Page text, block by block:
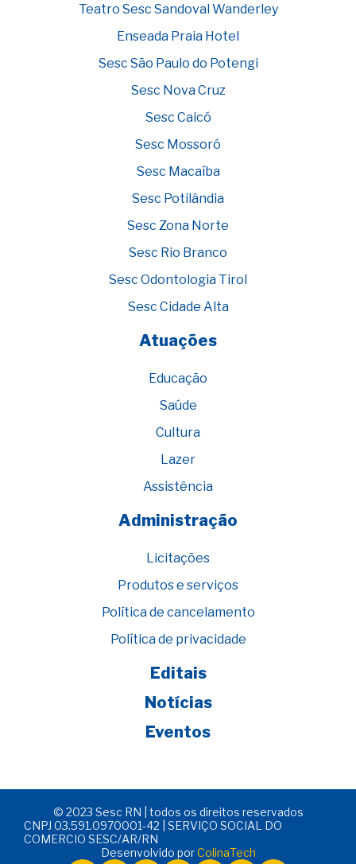
Teatro Sesc Sandoval Wanderley
Enseada Praia Hotel
Sesc São Paulo do Potengi
Sesc Nova Cruz
Sesc Caicó
Sesc Mossoró
Sesc Macaíba
Sesc Potilândia
Sesc Zona Norte
Sesc Rio Branco
Sesc Odontologia Tirol
Sesc Cidade Alta
Atuações
Educação
Saúde
Cultura
Lazer
Assistência
Administração
Licitações
Produtos e serviços
Política de cancelamento
Política de privacidade
Editais
Notícias
Eventos
© 2023 Sesc RN | todos os direitos reservados
CNPJ 03.591.0970001-42 | SERVIÇO SOCIAL DO
COMERCIO SESC/AR/RN
Desenvolvido porColinaTech